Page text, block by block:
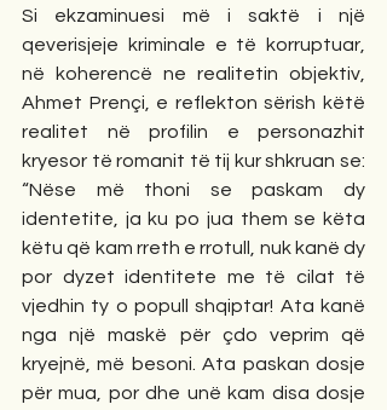
Si ekzaminuesi më i saktë i një
qeverisjeje kriminale e të korruptuar,
në koherencë ne realitetin objektiv,
Ahmet Prençi, e reflekton sërish këtë
realitet në profilin e personazhit
kryesor të romanit të tij kur shkruan se:
“Nëse më thoni se paskam dy
identetite, ja ku po jua them se këta
këtu që kam rreth e rrotull, nuk kanë dy
por dyzet identitete me të cilat të
vjedhin ty o popull shqiptar! Ata kanë
nga një maskë për çdo veprim që
kryejnë, më besoni. Ata paskan dosje
për mua, por dhe unë kam disa dosje